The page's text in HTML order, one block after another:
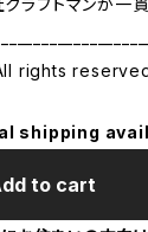
ラフトマンが一貫
rights
shipping
to cart